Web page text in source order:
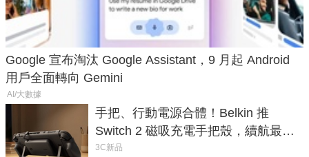
Google 宣布淘汰 Google Assistant，9 月起 Android
用戶全面轉向 Gemini
AI/大數據
手把、行動電源合體！Belkin 推
Switch 2 磁吸充電手把殼，續航最高
延長 1.5 倍
3C新品